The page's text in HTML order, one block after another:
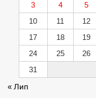
3
4 5
10
11 12
17
18 19
24
25 26
31
« Лип